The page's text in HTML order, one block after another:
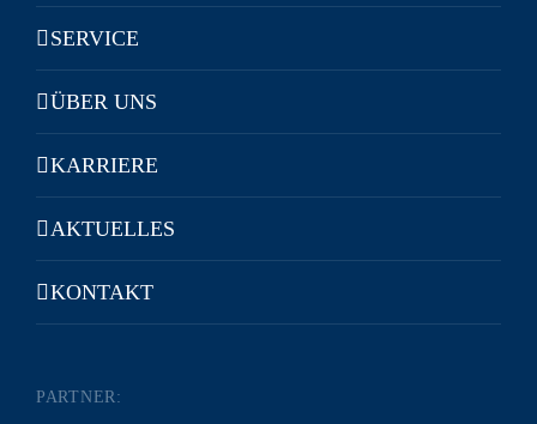
SERVICE
ÜBER UNS
KARRIERE
AKTUELLES
KONTAKT
PARTNER: